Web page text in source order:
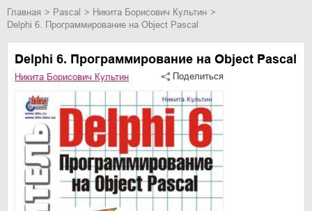
Главная Pascal
Никита Борисович Культин
Delphi 6. Программирование на Object Pascal
Delphi 6. Программирование на Object Pascal
Никита Борисович Культин Поделиться